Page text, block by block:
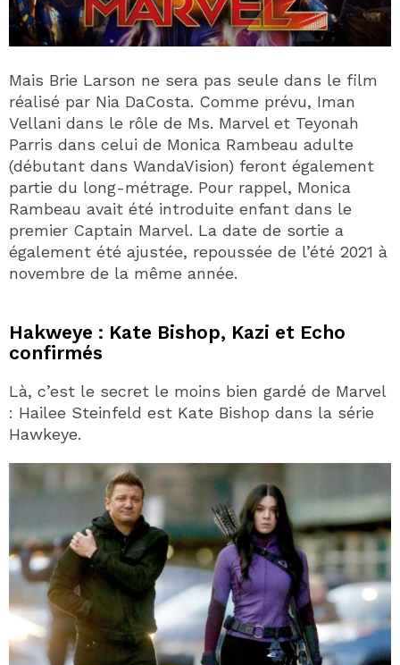
Mais Brie Larson ne sera pas seule dans le film
réalisé par Nia DaCosta. Comme prévu, Iman
Vellani dans le rôle de Ms. Marvel et Teyonah
Parris dans celui de Monica Rambeau adulte
(débutant dans WandaVision) feront également
partie du long-métrage. Pour rappel, Monica
Rambeau avait été introduite enfant dans le
premier Captain Marvel. La date de sortie a
également été ajustée, repoussée de l’été 2021 à
novembre de la même année.
Hakweye : Kate Bishop, Kazi et Echo
confirmés
Là, c’est le secret le moins bien gardé de Marvel
: Hailee Steinfeld est Kate Bishop dans la série
Hawkeye.